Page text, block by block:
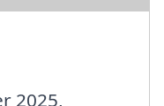
2025,